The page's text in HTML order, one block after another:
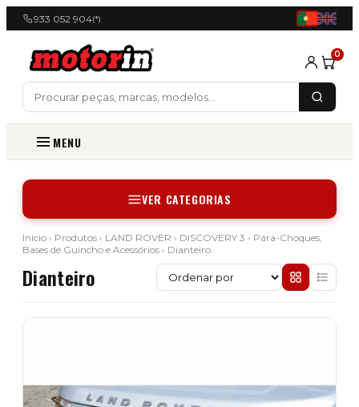
933 052 904(*)
0
MENU
VER CATEGORIAS
Início › Produtos › LAND ROVER › DISCOVERY 3 › Pára-Choques,
Bases de Guincho e Acessórios › Dianteiro
Dianteiro